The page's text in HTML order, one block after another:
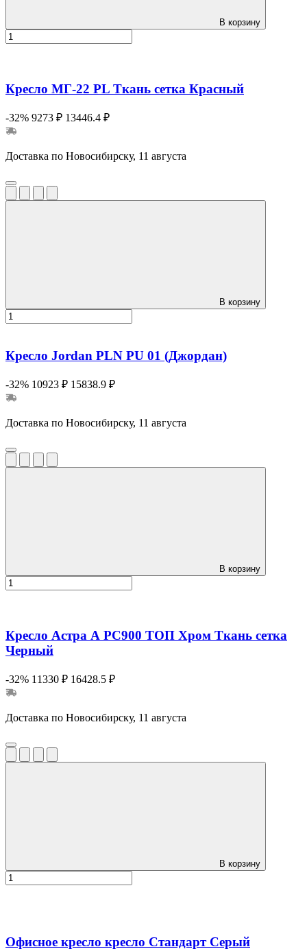
В корзину
Кресло МГ-22 PL Ткань сетка Красный
-32% 9273 ₽ 13446.4 ₽
Доставка по Новосибирску, 11 августа
В корзину
Кресло Jordan PLN PU 01 (Джордан)
-32% 10923 ₽ 15838.9 ₽
Доставка по Новосибирску, 11 августа
В корзину
Кресло Астра А РС900 ТОП Хром Ткань сетка
Черный
-32% 11330 ₽ 16428.5 ₽
Доставка по Новосибирску, 11 августа
В корзину
Офисное кресло кресло Стандарт Серый